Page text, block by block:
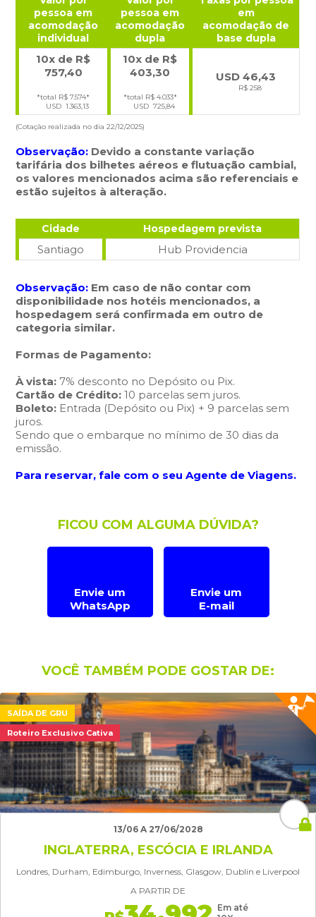
pessoa em
acomodação
individual
pessoa em
acomodação
dupla
em
acomodação de
base dupla
10x de R$
757,40
*total R$ 7.574*
USD 1.363,13
10x de R$
403,30
*total R$ 4.033*
USD 725,84
USD 46,43
R$ 258
(Cotação realizada no dia 22/12/2025)
Observação: Devido a constante variação
tarifária dos bilhetes aéreos e flutuação cambial,
os valores mencionados acima são referenciais e
estão sujeitos à alteração.
Cidade Hospedagem prevista
Santiago Hub Providencia
Observação: Em caso de não contar com
disponibilidade nos hotéis mencionados, a
hospedagem será confirmada em outro de
categoria similar.
Formas de Pagamento:
À vista: 7% desconto no Depósito ou Pix.
Cartão de Crédito:10 parcelas sem juros.
Boleto: Entrada (Depósito ou Pix) + 9 parcelas sem
juros.
Sendo que o embarque no mínimo de 30 dias da
emissão.
Para reservar, fale com o seu Agente de Viagens.
FICOU COM ALGUMA DÚVIDA?
Envie um
WhatsApp
Envie um
E-mail
VOCÊ TAMBÉM PODE GOSTAR DE:
SAÍDA DE GRU
Roteiro Exclusivo Cativa
13/06 A 27/06/2028
INGLATERRA, ESCÓCIA E IRLANDA
Londres, Durham, Edimburgo, Inverness, Glasgow, Dublin e Liverpool
A PARTIR DE
Em até